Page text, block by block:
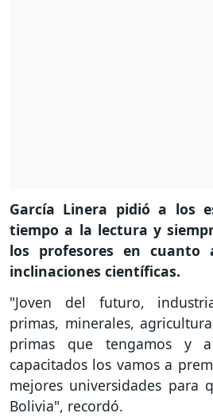
García Linera pidió a los
tiempo a la lectura y
los profesores en cuanto
inclinaciones científicas.
"Joven del futuro,
primas, minerales,
primas que tengamos y
capacitados los vamos a
mejores universidades para
Bolivia", recordó.